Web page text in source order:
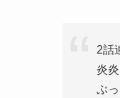
2話
炎
ぶ